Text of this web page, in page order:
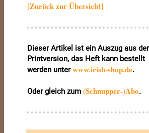
[Zurück zur Übersicht]
Dieser Artikel ist ein Auszug aus der
Printversion, das Heft kann bestellt
werden unterwww.irish‑shop.de.
Oder gleich zum (Schnupper-)Abo.